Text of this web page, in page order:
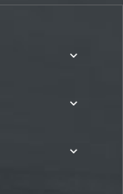


